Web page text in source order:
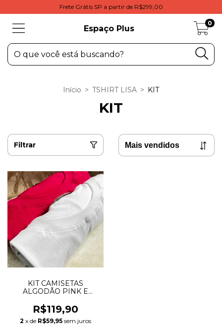
Frete Grátis SP a partir de R$299,00
Espaço Plus
0
Início > TSHIRT LISA > KIT
KIT
Filtrar
KIT CAMISETAS
ALGODÃO PINK E
R$119,90
2 x de R$59,95 sem juros